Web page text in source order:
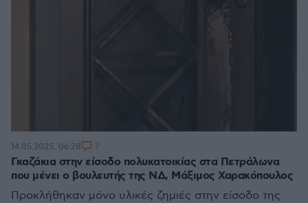
Γκαζάκια στην είσοδο πολυκατοικίας στα Πετράλωνα
που μένει ο βουλευτής της ΝΔ, Μάξιμος Χαρακόπουλος
Προκλήθηκαν μόνο υλικές ζημιές στην είσοδο της
14.05.2025, 06:28 7